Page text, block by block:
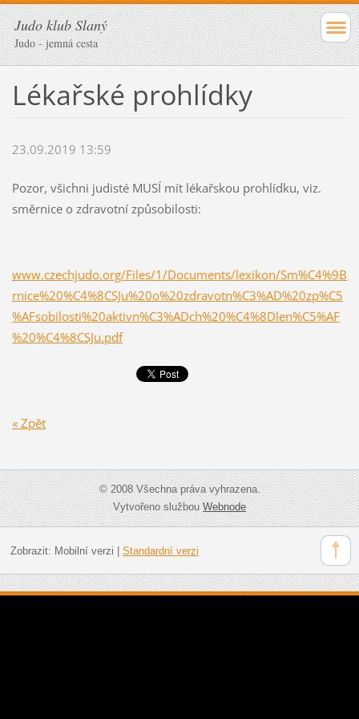
Judo klub Slaný
Judo - jemná cesta
Lékařské prohlídky
23.09.2019 13:59
Pozor, všichni judisté MUSÍ mít lékařskou prohlídku, viz.
směrnice o zdravotní způsobilosti:
www.czechjudo.org/Files/1/Documents/lexikon/Sm%C4%9B
rnice%20%C4%8CSJu%20o%20zdravotn%C3%AD%20zp%C5
%AFsobilosti%20aktivn%C3%ADch%20%C4%8Dlen%C5%AF
%20%C4%8CSJu.pdf
« Zpět
© 2008 Všechna práva vyhrazena.
Vytvořeno službouWebnode
Zobrazit: Mobilní verzi Standardní verzi